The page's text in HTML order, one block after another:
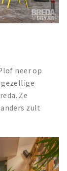
neer op
Ze
zult